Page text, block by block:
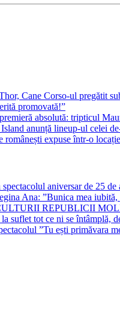
Cane Corso-ul pregătit
promovată!”
absolută: tripticul
anunță lineup-ul celei
românești expuse într-o
aniversar de 25
Ana: ”Bunica mea
REPUBLICII
suflet tot ce ni se întâmplă,
”Tu ești primăvara